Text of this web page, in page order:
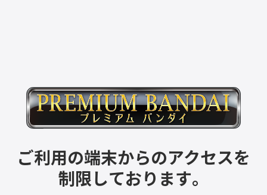
ご利用の端末からのアクセスを
制限しております。